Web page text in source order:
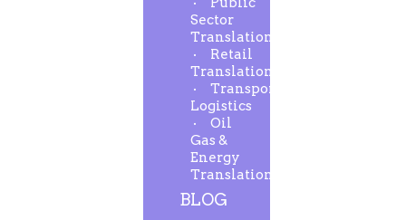
Sector
Translation
Retail
Translation
Transport-
Logistics
Oil
Gas &
Energy
Translation
BLOG